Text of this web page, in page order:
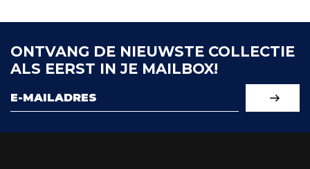
ONTVANG DE NIEUWSTE COLLECTIE
ALS EERST IN JE MAILBOX!